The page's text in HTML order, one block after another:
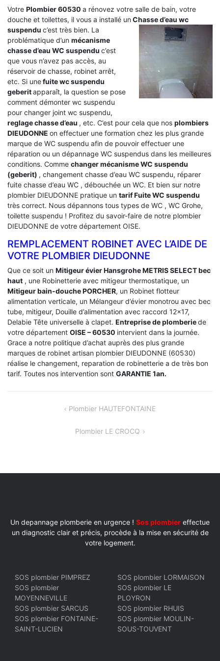
Votre Plombier 60530 a rénovez votre salle de bain, votre
douche et toilettes, il vous a installé unChasse d’eau wc
suspendu c’est très bien. La
problématique d’un mécanisme
chasse d’eau WC suspendu c’est
que vous n’avez pas accès, au
réservoir de chasse, robinet arrêt,
etc. Si unefuite wc suspendu
geberitapparaît, la question se pose
comment démonter wc suspendu
pour changer joint wc suspendu,
reglage chasse d’eau , etc. C’est pour cela que nos plombiers
DIEUDONNE on effectuer une formation chez les plus grande
marque de WC suspendu afin de pouvoir effectuer une
réparation ou un dépannage WC suspendus dans les meilleures
conditions. Comme changer mécanisme WC suspendu
(geberit) , changement chasse d’eau WC suspendu, réparer
fuite chasse d’eau WC , débouchée un WC. Et bien sur notre
plombier DIEUDONNE pratique un tarif Fuite WC suspendu
très correct. Nous dépannons tous types de WC , WC Grohe,
toilette suspendu ! Profitez du savoir-faire de notre plombier
DIEUDONNE de votre département OISE.
REMPLACEMENT ROBINET AVEC L’AIDE DE
VOTRE PLOMBIER DIEUDONNE
Que ce soit un Mitigeur évier Hansgrohe METRIS SELECT bec
haut , une Robinetterie avec mitigeur thermostatique, un
Mitigeur bain-douche PORCHER, un Robinet flotteur
alimentation verticale, un Mélangeur d’évier monotrou avec bec
tube, mitigeur, Douille d’alimentation avec raccord 12×17,
Delabie Tête universelle à clapet. Entreprise de plomberiede
votre département OISE – 60530 intervient dans la journée.
Grace a notre politique d’achat auprès des plus grande
marques de robinet artisan plombier DIEUDONNE (60530)
réalise le changement, reparation de robinetterie a de très bon
tarif. Toutes nos intervention sont GARANTIE 1an.
NAVIGATION Plombier HAUTEFONTAINE
Plombier LE CROCQ
Un depannage plomberie en urgence ! Sos plombier effectue
un diagnostic clair et précis, procède à la mise en sécurité de
votre logement.
SOS plombier PIMPREZ
SOS plombier LORMAISON
SOS plombier
MOYENNEVILLE
SOS plombier LE
PLOYRON
SOS plombier SARCUS
SOS plombier RHUIS
SOS plombier FONTAINE-
SAINT-LUCIEN
SOS plombier MOULIN-
SOUS-TOUVENT